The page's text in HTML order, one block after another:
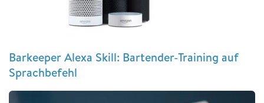
Barkeeper Alexa Skill: Bartender-Training auf
Sprachbefehl